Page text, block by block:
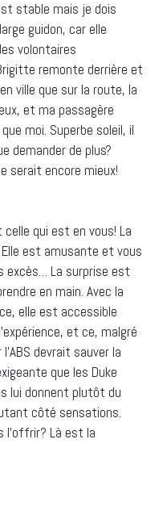
stable mais je dois
guidon, car elle
volontaires
remonte derrière et
ville que sur la route, la
et ma passagère
moi. Superbe soleil, il
demander de plus?
serait encore mieux!
celle qui est en vous! La
est amusante et vous
excès… La surprise est
en main. Avec la
elle est accessible
et ce, malgré
devrait sauver la
que les Duke
lui donnent plutôt du
côté sensations.
l’offrir? Là est la